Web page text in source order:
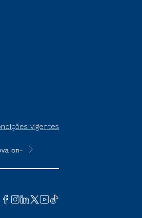
vigentes
line ou agendada, que ofertam
**Semipresencial é um formato do